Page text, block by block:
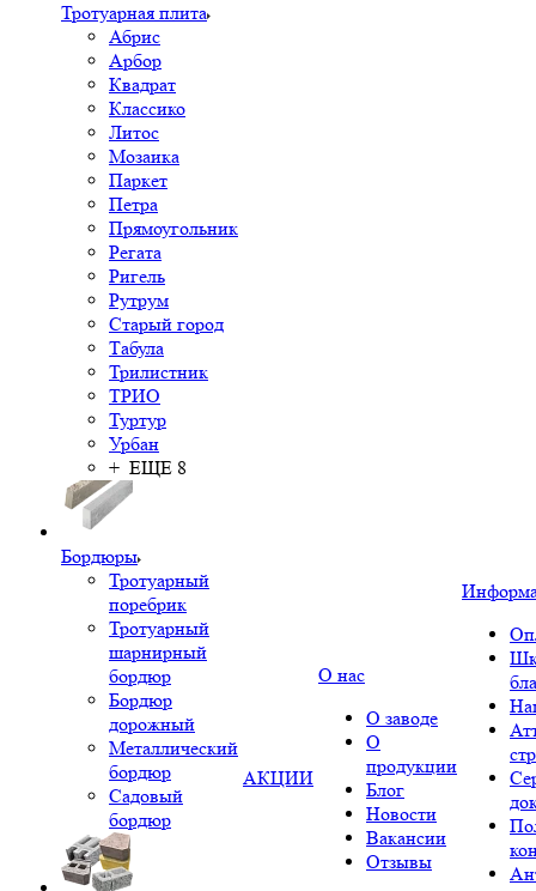
Тротуарная плита
Абрис
Арбор
Квадрат
Классико
Литос
Мозаика
Паркет
Петра
Прямоугольник
Регата
Ригель
Рутрум
Старый город
Табула
Трилистник
ТРИО
Туртур
Урбан
+ ЕЩЕ 8
Бордюры
Тротуарный
поребрик
Тротуарный
шарнирный
бордюр
Бордюр
дорожный
Металлический
бордюр
Садовый
бордюр
АКЦИИ
О нас
О заводе
О
продукции
Блог
Новости
Вакансии
Отзывы